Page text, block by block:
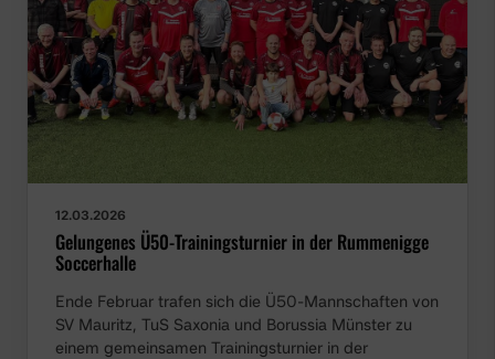
12.03.2026
Gelungenes Ü50-Trainingsturnier in der Rummenigge
Soccerhalle
Ende Februar trafen sich die Ü50-Mannschaften von
SV Mauritz, TuS Saxonia und Borussia Münster zu
einem gemeinsamen Trainingsturnier in der